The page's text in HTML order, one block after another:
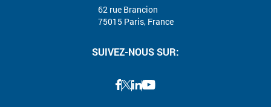
62 rue Brancion
75015 Paris, France
SUIVEZ-NOUS SUR: